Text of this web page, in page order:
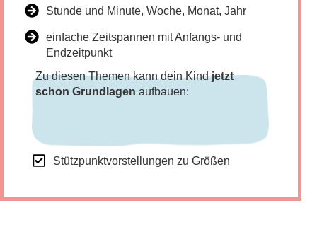
Stunde und Minute, Woche, Monat, Jahr
einfache Zeitspannen mit Anfangs- und
Endzeitpunkt
Zu diesen Themen kann dein Kindjetzt
schon Grundlagen aufbauen:
Stützpunktvorstellungen zu Größen